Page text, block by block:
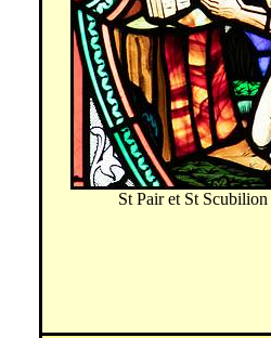
St Pair et St Scubilion